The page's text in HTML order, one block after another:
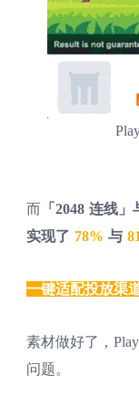
而 「2048 连线
实现了 78% 与
一键适配投放渠
素材做好了，
问题。